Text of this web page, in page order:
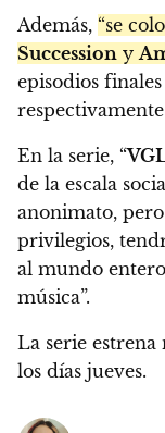
Además, “se
Succession y
episodios finales
En la serie, “
de la escala
anonimato,
privilegios,
al mundo
música”.
La serie
los días jueves.